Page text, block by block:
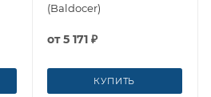
(Baldocer)
от5 171 ₽
КУПИТЬ